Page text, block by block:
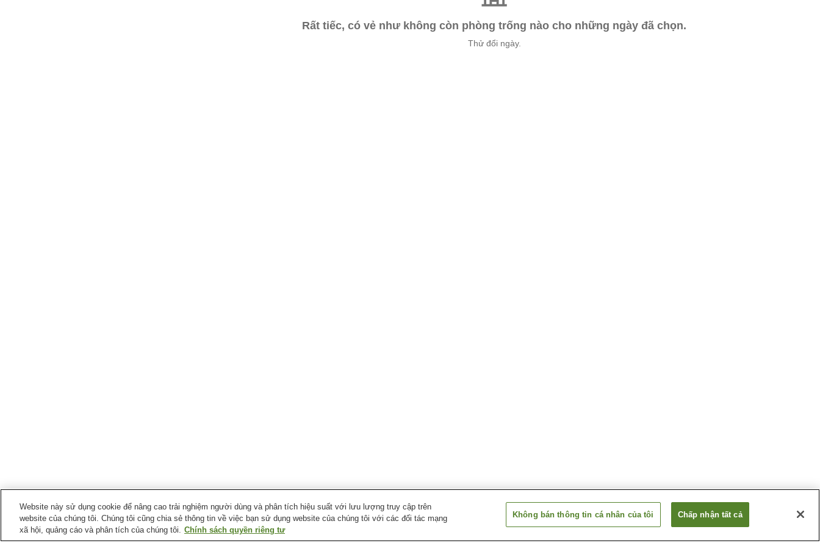
Rất tiếc, có vẻ như không còn phòng trống nào cho những ngày đã chọn.
Thử đổi ngày.
Ga xe lửa tại Thành phố Kawasaki
Website này sử dụng cookie để nâng cao trải nghiệm người dùng và phân tích hiệu suất với lưu lượng truy cập trên
website của chúng tôi. Chúng tôi cũng chia sẻ thông tin về việc bạn sử dụng website của chúng tôi với các đối tác mạng
xã hội, quảng cáo và phân tích của chúng tôi. Chính sách quyền riêng tư
Không bán thông tin cá nhân của tôi Chấp nhận tất cả